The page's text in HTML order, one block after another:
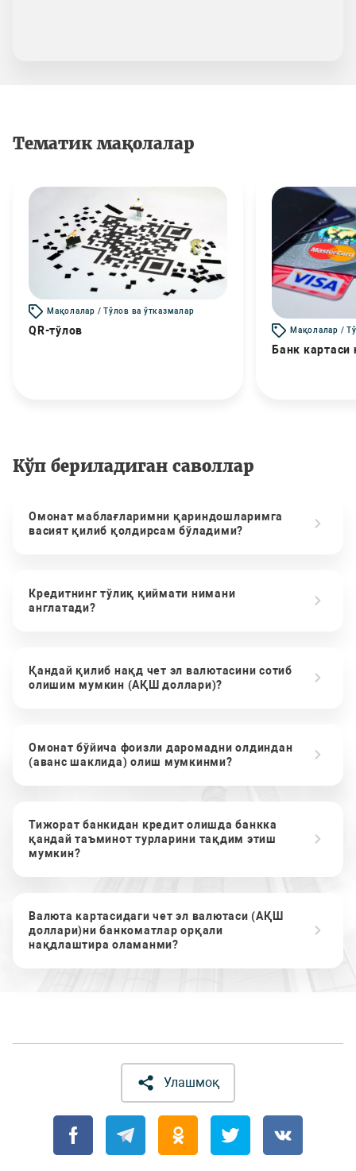
Тематик мақолалар
Мақолалар / Тўлов ва ўтказмалар
QR-тўлов Мақолалар /
Банк картаси
Кўп бериладиган саволлар
Омонат маблағларимни қариндошларимга
васият қилиб қолдирсам бўладими?
Кредитнинг тўлиқ қиймати нимани
англатади?
Қандай қилиб нақд чет эл валютасини сотиб
олишим мумкин (АҚШ доллари)?
Омонат бўйича фоизли даромадни олдиндан
(аванс шаклида) олиш мумкинми?
Тижорат банкидан кредит олишда банкка
қандай таъминот турларини тақдим этиш
мумкин?
Валюта картасидаги чет эл валютаси (АҚШ
доллари)ни банкоматлар орқали
нақдлаштира оламанми?
Улашмоқ